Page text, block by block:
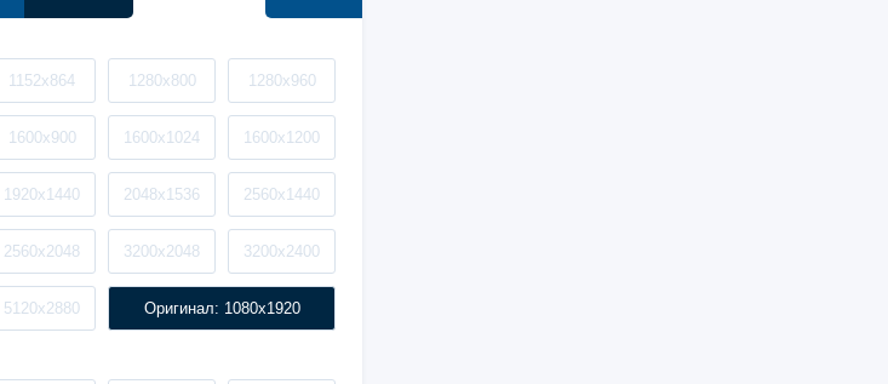
1152x864 1280x800 1280x960
1600x900 1600x1024 1600x1200
1920x1440 2048x1536 2560x1440
2560x2048 3200x2048 3200x2400
5120x2880 Оригинал: 1080x1920